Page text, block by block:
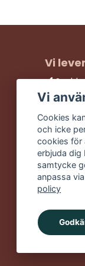
Vi
Fri
Vi
Cookies
och icke
cookies för
erbjuda dig
samtycke
anpassa
policy